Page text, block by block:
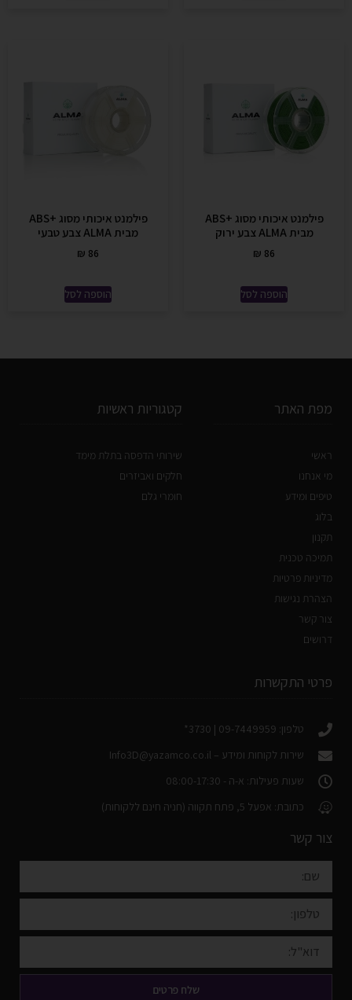
פילמנט איכותי מסוג +ABS
מבית ALMA צבע ירוק
₪ 86
הוספה לסל
פילמנט איכותי מסוג +ABS
מבית ALMA צבע טבעי
₪ 86
הוספה לסל
מפת האתר
ראשי
מי אנחנו
טיפים ומידע
בלוג
תקנון
תמיכה טכנית
מדיניות פרטיות
הצהרת נגישות
צור קשר
דרושים
קטגוריות ראשיות
שירותי הדפסה בתלת מימד
חלקים ואביזרים
חומרי גלם
פרטי התקשרות
טלפון: 09-7449959 | 3730*
שירות לקוחות ומידע – Info3D@yazamco.co.il
שעות פעילות: א-ה - 08:00-17:30
כתובת: אפעל 5, פתח תקווה (חניה חינם ללקוחות)
צור קשר
שלח פרטים